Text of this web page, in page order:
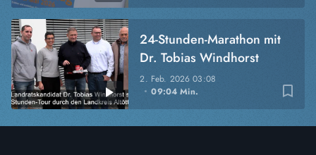
bookmark_border
2. Feb. 202603:08
09:04 Min.
24-Stunden-Marathon mit
Dr. Tobias Windhorst